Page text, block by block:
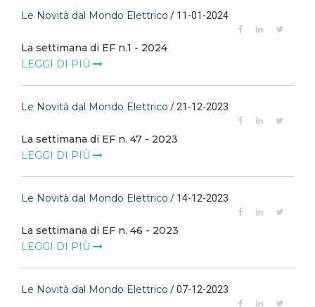
Le Novità dal Mondo Elettrico / 11-01-2024
La settimana di EF n.1 - 2024
LEGGI DI PIÙ
Le Novità dal Mondo Elettrico / 21-12-2023
La settimana di EF n. 47 - 2023
LEGGI DI PIÙ
Le Novità dal Mondo Elettrico / 14-12-2023
La settimana di EF n. 46 - 2023
LEGGI DI PIÙ
Le Novità dal Mondo Elettrico / 07-12-2023